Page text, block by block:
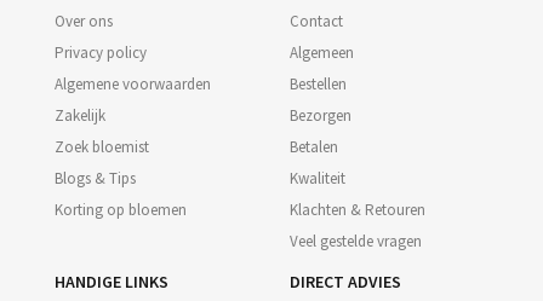
Over ons
Privacy policy
Algemene voorwaarden
Zakelijk
Zoek bloemist
Blogs & Tips
Korting op bloemen
Contact
Algemeen
Bestellen
Bezorgen
Betalen
Kwaliteit
Klachten & Retouren
Veel gestelde vragen
HANDIGE LINKS DIRECT ADVIES